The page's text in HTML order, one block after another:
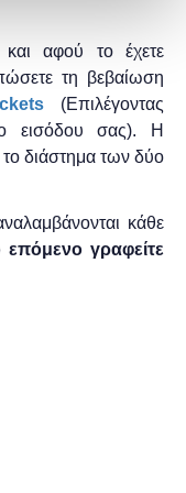
αφού το έχετε
τη βεβαίωση
(Επιλέγοντας
εισόδου σας). Η
το διάστημα των δύο
κάθε
επόμενο γραφείτε